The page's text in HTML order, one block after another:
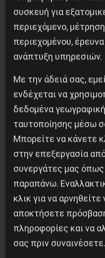
Η Eπανάσταση της 19
Iσπανία
5 Αυγούστου 2026
Οδύσσεια του Νόλαν:
ταξική εξουσία
συσκευή για
περιεχόμενο,
περιεχομένου,
ανάπτυξη υπηρεσιών.
Με την άδειά σας,
ενδέχεται να
δεδομένα
ταυτοποίησης μέσω
Μπορείτε να κάνετε
στην επεξεργασία
συνεργάτες μας
παραπάνω.
κλικ για να
αποκτήσετε
πληροφορίες και να
σας πριν συναινέσετε.